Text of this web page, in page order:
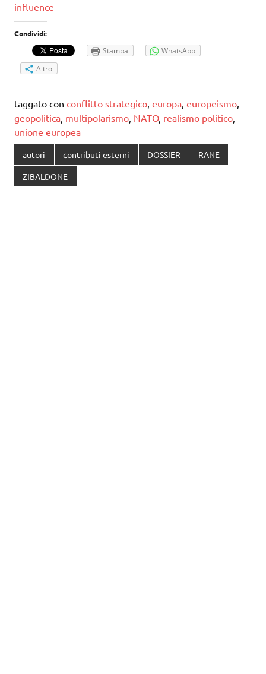
influence
Condividi:
Stampa
WhatsApp
Altro
taggato con conflitto strategico, europa, europeismo,
geopolitica, multipolarismo, NATO, realismo politico,
unione europea
autori contributi esterni DOSSIER RANE
ZIBALDONE